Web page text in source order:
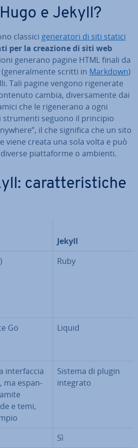
e Jekyll?
classici ge­ne­ra­to­ri di siti statici
per la creazione di siti web
generano pagine HTML finali da
scritti in Markdown)
Tali pagine vengono ri­ge­ne­ra­te
cambia, di­ver­sa­men­te dai
che le ri­ge­ne­ra­no a ogni
strumenti seguono il principio
il che significa che un sito
viene creata una sola volta e può
piat­ta­for­me o ambienti.
ca­rat­te­ri­sti­che
Jekyll
Ruby
Go Liquid
in­ter­fac­cia
ma espan­
e temi,
Sistema di plugin
integrato
Sì